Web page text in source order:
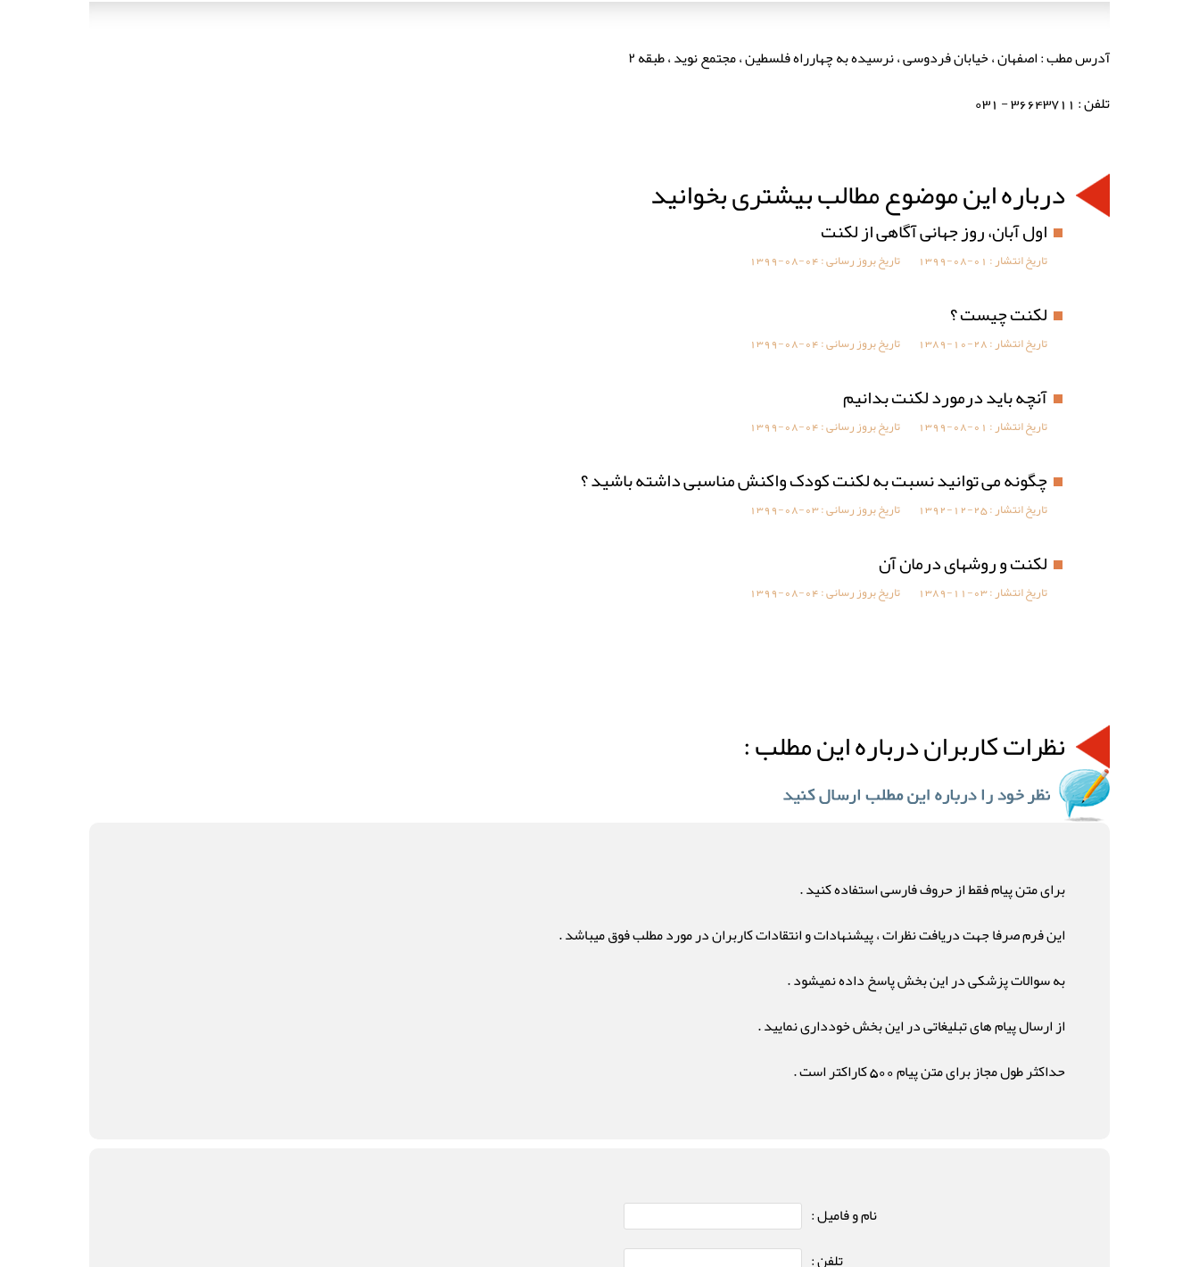
آدرس مطب : اصفهان ، خیابان فردوسی ، نرسیده به چهارراه فلسطین ، مجتمع نوید ، طبقه ۲
تلفن : 36643711 - 031
درباره این موضوع مطالب بیشتری بخوانید
اول آبان، روز جهانی آگاهی از لکنت
تاریخ انتشار : 1399-08-01 تاریخ بروز رسانی :1399-08-04
لکنت چیست ؟
تاریخ انتشار :1389-10-28 تاریخ بروز رسانی :1399-08-04
آنچه باید درمورد لکنت بدانیم
تاریخ انتشار : 1399-08-01 تاریخ بروز رسانی :1399-08-04
چگونه می توانید نسبت به لکنت کودک واکنش مناسبی داشته باشید ؟
تاریخ انتشار :1392-12-25 تاریخ بروز رسانی :1399-08-03
لکنت و روشهای درمان آن
تاریخ انتشار :1389-11-03 تاریخ بروز رسانی :1399-08-04
نظرات کاربران درباره این مطلب :
برای متن پیام فقط از حروف فارسی استفاده کنید .
این فرم صرفا جهت دریافت نظرات ، پیشنهادات و انتقادات کاربران در مورد مطلب فوق میباشد .
به سوالات پزشکی در این بخش پاسخ داده نمیشود .
از ارسال پیام های تبلیغاتی در این بخش خودداری نمایید .
حداکثر طول مجاز برای متن پیام 500 کاراکتر است .
نام و فامیل :
تلفن :